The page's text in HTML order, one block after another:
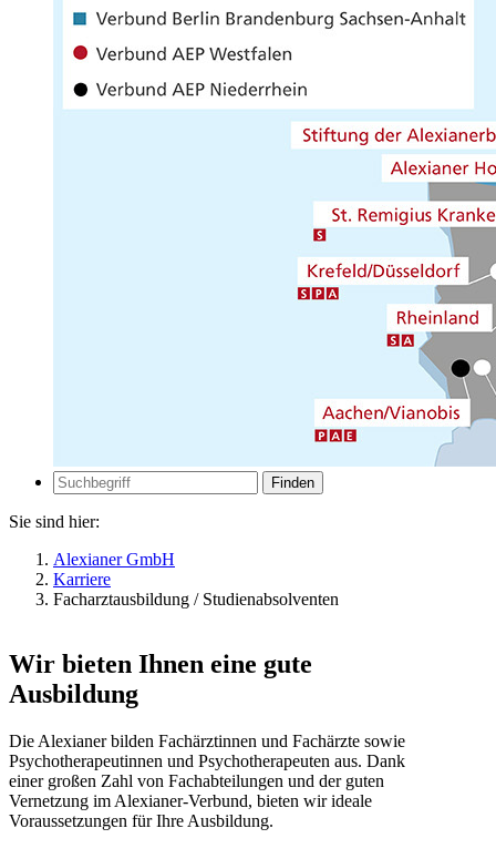
Zur
Suche
Suche
Sie sind hier:
Alexianer GmbH
Karriere
Facharztausbildung / Studienabsolventen
Wir bieten Ihnen eine gute
Ausbildung
Die Alexianer bilden Fachärztinnen und Fachärzte sowie
Psychotherapeutinnen und Psychotherapeuten aus. Dank
einer großen Zahl von Fachabteilungen und der guten
Vernetzung im Alexianer-Verbund, bieten wir ideale
Voraussetzungen für Ihre Ausbildung.